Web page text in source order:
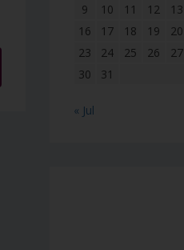
9
10 11 12 13
16
17 18 19 20
23
24 25 26 27
30
31
« Jul